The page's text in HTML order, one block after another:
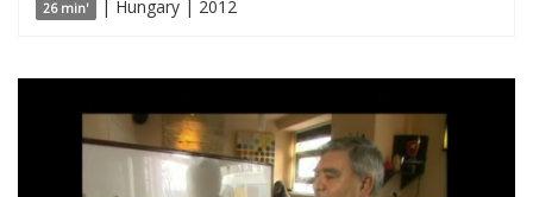
26 min' | Hungary | 2012